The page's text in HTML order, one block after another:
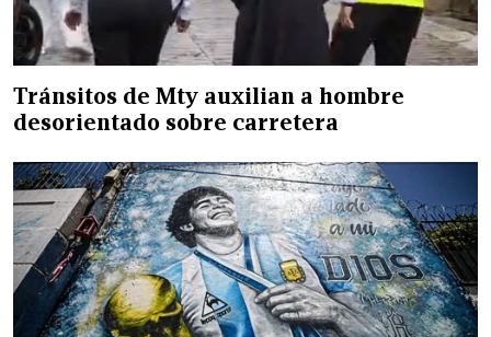
Tránsitos de Mty auxilian a hombre
desorientado sobre carretera